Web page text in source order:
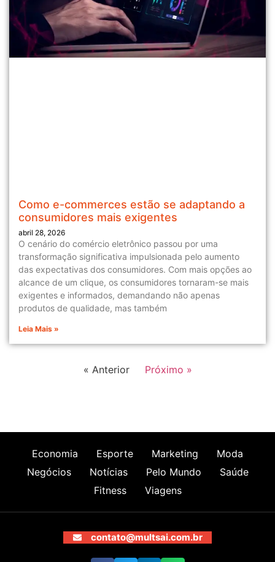
Como e-commerces estão se adaptando a
consumidores mais exigentes
abril 28, 2026
O cenário do comércio eletrônico passou por uma
transformação significativa impulsionada pelo aumento
das expectativas dos consumidores. Com mais opções ao
alcance de um clique, os consumidores tornaram-se mais
exigentes e informados, demandando não apenas
produtos de qualidade, mas também
Leia Mais »
« Anterior Próximo »
Economia Esporte Marketing
Moda
Negócios
Notícias Pelo Mundo
Saúde
Fitness
Viagens
contato@multsai.com.br